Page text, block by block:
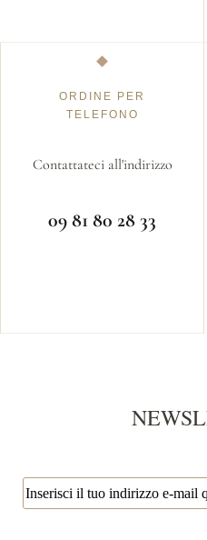
ORDINE PER
TELEFONO
Contattateci all'indirizzo
09 81 80 28 33